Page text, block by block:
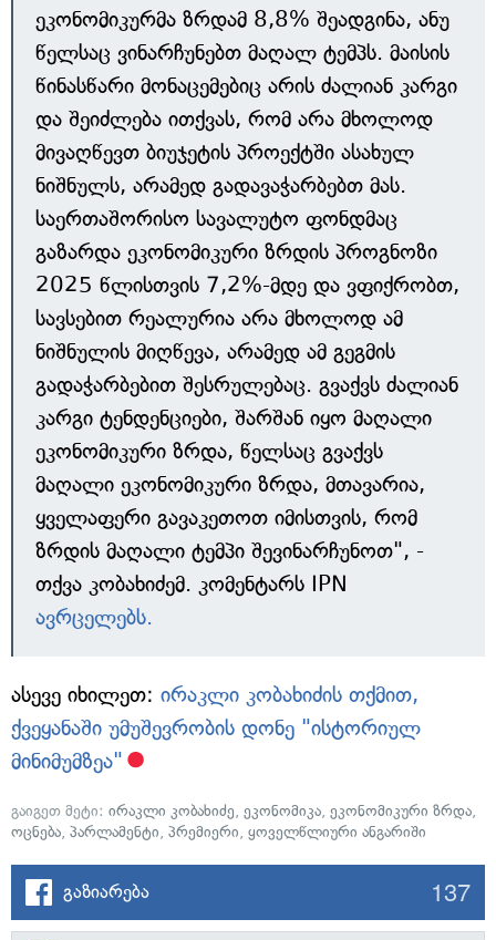
ეკონომიკურმა ზრდამ 8,8% შეადგინა, ანუ
წელსაც ვინარჩუნებთ მაღალ ტემპს. მაისის
წინასწარი მონაცემებიც არის ძალიან კარგი
და შეიძლება ითქვას, რომ არა მხოლოდ
მივაღწევთ ბიუჯეტის პროექტში ასახულ
ნიშნულს, არამედ გადავაჭარბებთ მას.
საერთაშორისო სავალუტო ფონდმაც
გაზარდა ეკონომიკური ზრდის პროგნოზი
2025 წლისთვის 7,2%-მდე და ვფიქრობთ,
სავსებით რეალურია არა მხოლოდ ამ
ნიშნულის მიღწევა, არამედ ამ გეგმის
გადაჭარბებით შესრულებაც. გვაქვს ძალიან
კარგი ტენდენციები, შარშან იყო მაღალი
ეკონომიკური ზრდა, წელსაც გვაქვს
მაღალი ეკონომიკური ზრდა, მთავარია,
ყველაფერი გავაკეთოთ იმისთვის, რომ
ზრდის მაღალი ტემპი შევინარჩუნოთ", -
თქვა კობახიძემ. კომენტარს IPN
ავრცელებს.
ასევე იხილეთ: ირაკლი კობახიძის თქმით,
ქვეყანაში უმუშევრობის დონე "ისტორიულ
მინიმუმზეა"
გაიგეთ მეტი: ირაკლი კობახიძე, ეკონომიკა, ეკონომიკური ზრდა,
ოცნება, პარლამენტი, პრემიერი, ყოველწლიური ანგარიში
გაზიარება 137